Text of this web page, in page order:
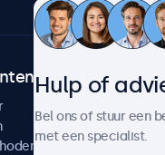
Hulp of
Bel ons of stuur een
met een specialist.